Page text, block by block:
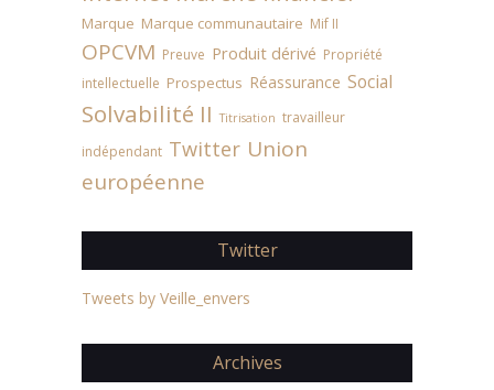
Marque Marque communautaire Mif II
OPCVM Preuve Produit dérivé Propriété
intellectuelle Prospectus Réassurance Social
Solvabilité II Titrisation travailleur
indépendant Twitter Union
européenne
Twitter
Tweets by Veille_envers
Archives